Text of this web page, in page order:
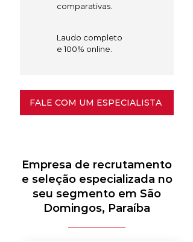
comparativas.
Laudo completo
e 100% online.
FALE COM UM ESPECIALISTA
Empresa de recrutamento
e seleção especializada no
seu segmento em São
Domingos, Paraíba